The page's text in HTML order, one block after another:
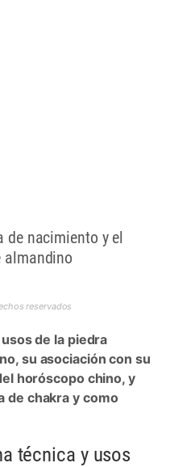
de nacimiento y el
almandino
reservados
de la piedra
su asociación con su
horóscopo chino, y
de chakra y como
técnica y usos